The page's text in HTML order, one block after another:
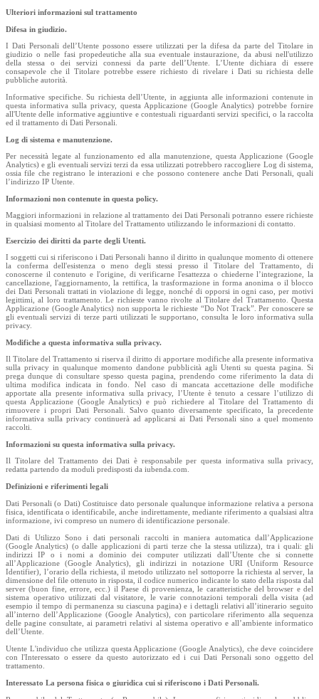
Ulteriori informazioni sul trattamento
Difesa in giudizio.
I Dati Personali dell’Utente possono essere utilizzati per la difesa da parte del Titolare in
giudizio o nelle fasi propedeutiche alla sua eventuale instaurazione, da abusi nell'utilizzo
della stessa o dei servizi connessi da parte dell’Utente. L’Utente dichiara di essere
consapevole che il Titolare potrebbe essere richiesto di rivelare i Dati su richiesta delle
pubbliche autorità.
Informative specifiche. Su richiesta dell’Utente, in aggiunta alle informazioni contenute in
questa informativa sulla privacy, questa Applicazione (Google Analytics) potrebbe fornire
all'Utente delle informative aggiuntive e contestuali riguardanti servizi specifici, o la raccolta
ed il trattamento di Dati Personali.
Log di sistema e manutenzione.
Per necessità legate al funzionamento ed alla manutenzione, questa Applicazione (Google
Analytics) e gli eventuali servizi terzi da essa utilizzati potrebbero raccogliere Log di sistema,
ossia file che registrano le interazioni e che possono contenere anche Dati Personali, quali
l’indirizzo IP Utente.
Informazioni non contenute in questa policy.
Maggiori informazioni in relazione al trattamento dei Dati Personali potranno essere richieste
in qualsiasi momento al Titolare del Trattamento utilizzando le informazioni di contatto.
Esercizio dei diritti da parte degli Utenti.
I soggetti cui si riferiscono i Dati Personali hanno il diritto in qualunque momento di ottenere
la conferma dell'esistenza o meno degli stessi presso il Titolare del Trattamento, di
conoscerne il contenuto e l'origine, di verificarne l'esattezza o chiederne l’integrazione, la
cancellazione, l'aggiornamento, la rettifica, la trasformazione in forma anonima o il blocco
dei Dati Personali trattati in violazione di legge, nonché di opporsi in ogni caso, per motivi
legittimi, al loro trattamento. Le richieste vanno rivolte al Titolare del Trattamento. Questa
Applicazione (Google Analytics) non supporta le richieste “Do Not Track”. Per conoscere se
gli eventuali servizi di terze parti utilizzati le supportano, consulta le loro informativa sulla
privacy.
Modifiche a questa informativa sulla privacy.
Il Titolare del Trattamento si riserva il diritto di apportare modifiche alla presente informativa
sulla privacy in qualunque momento dandone pubblicità agli Utenti su questa pagina. Si
prega dunque di consultare spesso questa pagina, prendendo come riferimento la data di
ultima modifica indicata in fondo. Nel caso di mancata accettazione delle modifiche
apportate alla presente informativa sulla privacy, l’Utente è tenuto a cessare l’utilizzo di
questa Applicazione (Google Analytics) e può richiedere al Titolare del Trattamento di
rimuovere i propri Dati Personali. Salvo quanto diversamente specificato, la precedente
informativa sulla privacy continuerà ad applicarsi ai Dati Personali sino a quel momento
raccolti.
Informazioni su questa informativa sulla privacy.
Il Titolare del Trattamento dei Dati è responsabile per questa informativa sulla privacy,
redatta partendo da moduli predisposti da iubenda.com.
Definizioni e riferimenti legali
Dati Personali (o Dati) Costituisce dato personale qualunque informazione relativa a persona
fisica, identificata o identificabile, anche indirettamente, mediante riferimento a qualsiasi altra
informazione, ivi compreso un numero di identificazione personale.
Dati di Utilizzo Sono i dati personali raccolti in maniera automatica dall’Applicazione
(Google Analytics) (o dalle applicazioni di parti terze che la stessa utilizza), tra i quali: gli
indirizzi IP o i nomi a dominio dei computer utilizzati dall’Utente che si connette
all’Applicazione (Google Analytics), gli indirizzi in notazione URI (Uniform Resource
Identifier), l’orario della richiesta, il metodo utilizzato nel sottoporre la richiesta al server, la
dimensione del file ottenuto in risposta, il codice numerico indicante lo stato della risposta dal
server (buon fine, errore, ecc.) il Paese di provenienza, le caratteristiche del browser e del
sistema operativo utilizzati dal visitatore, le varie connotazioni temporali della visita (ad
esempio il tempo di permanenza su ciascuna pagina) e i dettagli relativi all’itinerario seguito
all’interno dell’Applicazione (Google Analytics), con particolare riferimento alla sequenza
delle pagine consultate, ai parametri relativi al sistema operativo e all’ambiente informatico
dell’Utente.
Utente L'individuo che utilizza questa Applicazione (Google Analytics), che deve coincidere
con l'Interessato o essere da questo autorizzato ed i cui Dati Personali sono oggetto del
trattamento.
Interessato La persona fisica o giuridica cui si riferiscono i Dati Personali.